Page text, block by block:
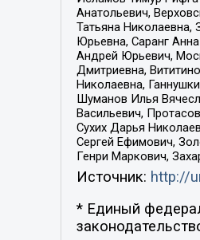
Анатольевич,
Татьяна Николаевна,
Юрьевна, Саранг
Андрей Юрьевич,
Дмитриевна,
Николаевна,
Шуманов Илья
Васильевич,
Сухих Дарья
Сергей Ефимович,
Генри Маркович,
Источник: http://
* Единый